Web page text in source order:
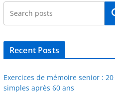
Recent Posts
Exercices de mémoire senior :
simples après 60 ans